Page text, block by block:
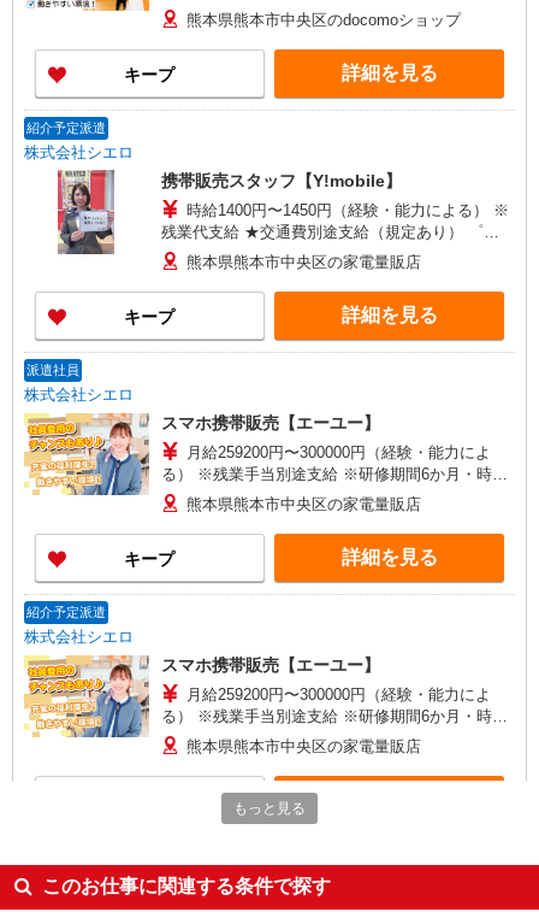
+゜・。○。・゜+゜・。○。・゜+゜ 入社祝い金10
万円支給(規定有) お友達を紹介頂くと, インセンテ
ィブ支給(規定有) ★月2回払い・週払い可能（規程
有）★ ゜・。○。・゜+゜・。○。・゜+゜
熊本県熊本市中央区のdocomoショップ
キープ 詳細を見る
紹介予定派遣
株式会社シエロ
携帯販売スタッフ【Y!mobile】
時給1400円〜1450円（経験・能力による） ※
残業代支給 ★交通費別途支給（規定あり） ゜
+゜・。○。・゜+゜・。○。・゜+゜ 入社祝い金10
万円支給(規定有) お友達を紹介頂くと, インセンテ
ィブ支給(規定有) ★月2回払い・週払い可能（規程
有）★ ゜・。○。・゜+゜・。○。・゜+゜
熊本県熊本市中央区の家電量販店
キープ 詳細を見る
派遣社員
株式会社シエロ
スマホ携帯販売【エーユー】
月給259200円〜300000円（経験・能力によ
る） ※残業手当別途支給 ※研修期間6か月・時給
1500円〜 ★交通費別途支給（規定あり） ゜
+゜・。○。・゜+゜・。○。・゜+゜ 入社祝い金10
万円支給(規定有) お友達を紹介頂くと, インセンテ
ィブ支給(規定有) ゜・。○。・゜+゜・。○。・゜
+゜
熊本県熊本市中央区の家電量販店
キープ 詳細を見る
紹介予定派遣
株式会社シエロ
スマホ携帯販売【エーユー】
月給259200円〜300000円（経験・能力によ
る） ※残業手当別途支給 ※研修期間6か月・時給
1500円〜 ★交通費別途支給（規定あり） ゜
+゜・。○。・゜+゜・。○。・゜+゜ 入社祝い金10
万円支給(規定有) お友達を紹介頂くと, インセンテ
ィブ支給(規定有) ゜・。○。・゜+゜・。○。・゜
熊本県熊本市中央区の家電量販店
株式会社シエロ
人気機種に詳しくなれる携帯販売【au】
もっと見る
このお仕事に関連する条件で探す